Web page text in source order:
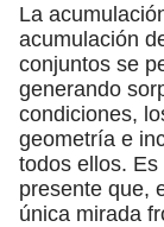
La
acumulación
conjuntos se
generando
condiciones,
geometría e
todos ellos.
presente que,
única mirada